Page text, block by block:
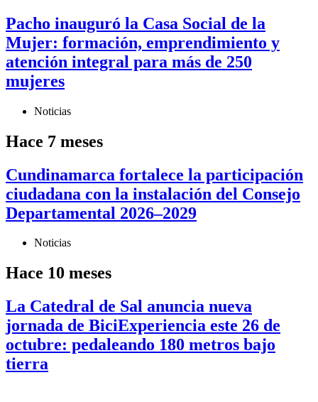
Pacho inauguró la Casa Social de la
Mujer: formación, emprendimiento y
atención integral para más de 250
mujeres
Noticias
Hace 7 meses
Cundinamarca fortalece la participación
ciudadana con la instalación del Consejo
Departamental 2026–2029
Noticias
Hace 10 meses
La Catedral de Sal anuncia nueva
jornada de BiciExperiencia este 26 de
octubre: pedaleando 180 metros bajo
tierra